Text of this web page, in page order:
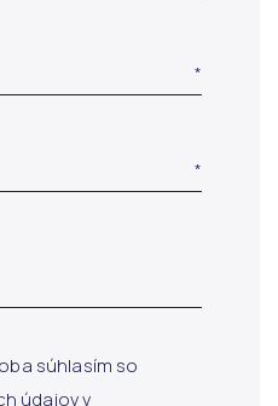
súhlasím so
údajov v